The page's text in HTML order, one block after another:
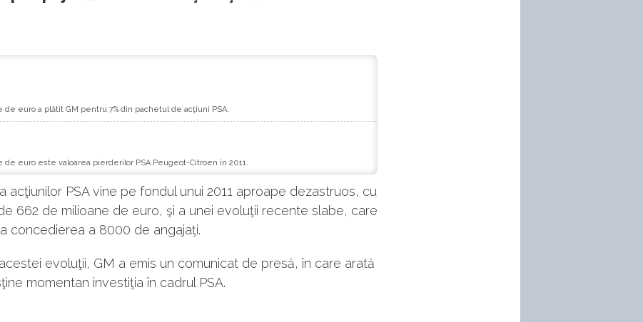
de euro a plătit GM pentru 7% din pachetul de acţiuni PSA.
de euro este valoarea pierderilor PSA Peugeot-Citroen în 2011.
acţiunilor PSA vine pe fondul unui 2011 aproape dezastruos, cu
662 de milioane de euro, şi a unei evoluţii recente slabe, care
concedierea a 8000 de angajaţi.
evoluţii, GM a emis un comunicat de presă, în care arată
momentan investiţia în cadrul PSA.